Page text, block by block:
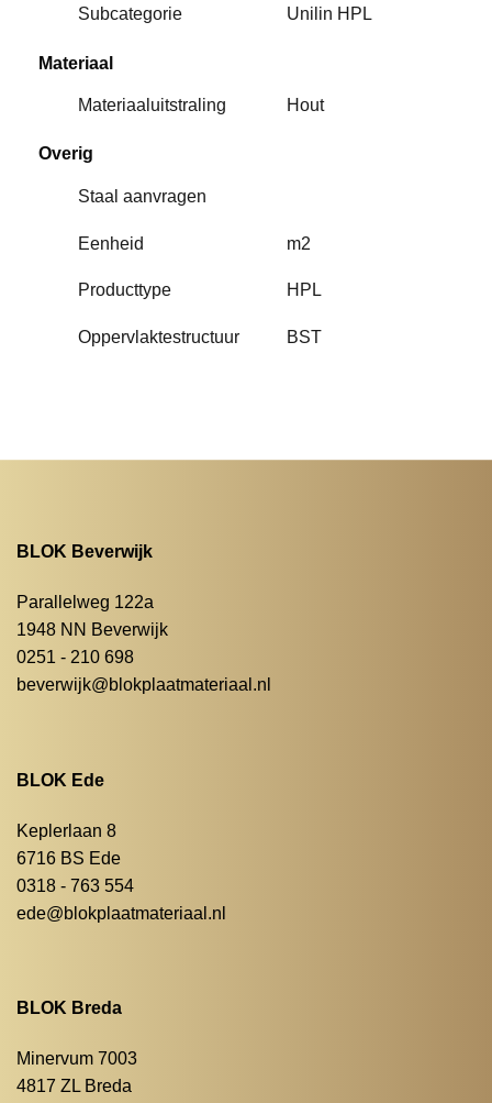
Subcategorie Unilin HPL
Materiaal
Materiaaluitstraling Hout
Overig
Staal aanvragen
Eenheid m2
Producttype HPL
Oppervlaktestructuur BST
BLOK Beverwijk
Parallelweg 122a
1948 NN Beverwijk
0251 - 210 698
beverwijk@blokplaatmateriaal.nl
BLOK Ede
Keplerlaan 8
6716 BS Ede
0318 - 763 554
ede@blokplaatmateriaal.nl
BLOK Breda
Minervum 7003
4817 ZL Breda